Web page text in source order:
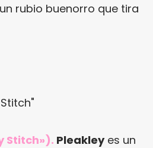
rubio buenorro que tira
Stitch»). Pleakleyes un